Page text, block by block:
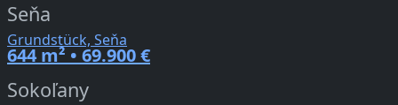
Seňa
Grundstück, Seňa
644 m² • 69.900 €
Sokoľany